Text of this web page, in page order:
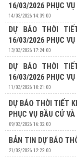
16/03/2026 PHỤC
14/03/2026 14:39:00
DỰ BÁO THỜI
16/03/2026 PHỤC
13/03/2026 17:24:00
DỰ BÁO THỜI
16/03/2026 PHỤC
11/03/2026 10:21:00
DỰ BÁO THỜI TIẾT
PHỤC VỤ BẦU CỬ
09/03/2026 16:32:00
BẢN TIN DỰ BÁO
21/02/2026 12:22:00